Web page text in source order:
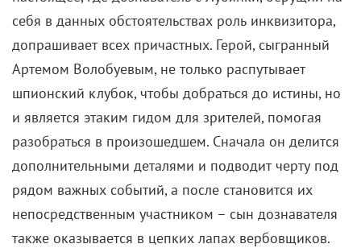
себя в данных обстоятельствах роль инквизитора,
допрашивает всех причастных. Герой, сыгранный
Артемом Волобуевым, не только распутывает
шпионский клубок, чтобы добраться до истины, но
и является этаким гидом для зрителей, помогая
разобраться в произошедшем. Сначала он делится
дополнительными деталями и подводит черту под
рядом важных событий, а после становится их
непосредственным участником – сын дознавателя
также оказывается в цепких лапах вербовщиков.